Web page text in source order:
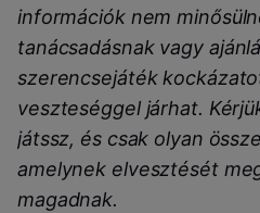
információk nem
tanácsadásnak vagy
szerencsejáték
veszteséggel járhat.
játssz, és csak olyan
amelynek elvesztését
magadnak.